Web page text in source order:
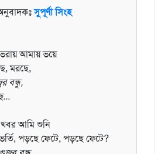
সুপূর্ণা সিংহ
আমায় ভয়ে
মরছে,
বন্ধু,
আমি শুনি
পড়ছে ফেটে, পড়ছে ফেটে?